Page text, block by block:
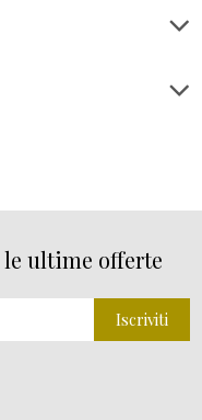
ultime offerte
Iscriviti